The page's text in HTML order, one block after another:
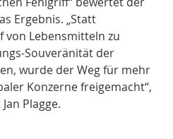
Ergebnis. „Statt
von Lebensmitteln zu
Souveränität der
wurde der Weg für mehr
Konzerne freigemacht“,
Plagge.